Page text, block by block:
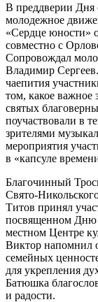
В преддверии Дня
молодежное
«Сердце юности»
совместно с
Сопровождал
Владимир
чаепития
том, какое важное
святых
поучаствовали в
зрителями
мероприятия
в «капсуле
Благочинный
Свято-
Титов принял
посвященном Дню
местном Центре
Виктор напомнил
семейных
для укрепления
Батюшка
и радости.